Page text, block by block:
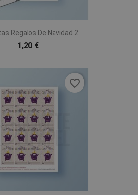
Regalos De Navidad 2
1,20 €
favorite_border